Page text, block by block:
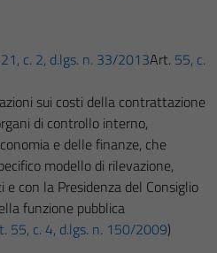
c. 2, d.lgs. n. 33/2013Art. 55, c.
sui costi della contrattazione
di controllo interno,
e delle finanze, che
modello di rilevazione,
e con la Presidenza del Consiglio
funzione pubblica
55, c. 4, d.lgs. n. 150/2009)